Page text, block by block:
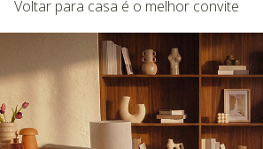
Voltar para casa é o melhor convite